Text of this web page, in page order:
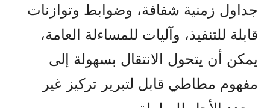
جداول زمنية شفافة، وضوابط وتوازنات
قابلة للتنفيذ، وآليات للمساءلة العامة،
يمكن أن يتحول الانتقال بسهولة إلى
مفهوم مطاطي قابل لتبرير تركيز غير